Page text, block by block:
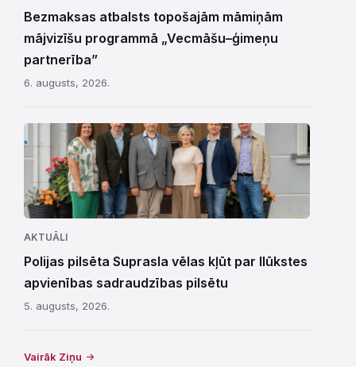
Bezmaksas atbalsts topošajām māmiņām
mājvizīšu programmā „Vecmāšu–ģimeņu
partnerība”
6. augusts, 2026.
AKTUĀLI
Polijas pilsēta Suprasla vēlas kļūt par Ilūkstes
apvienības sadraudzības pilsētu
5. augusts, 2026.
Vairāk Ziņu